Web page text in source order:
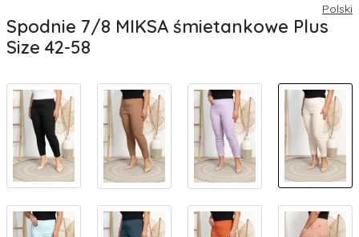
Polski
Spodnie 7/8 MIKSA śmietankowe Plus
Size 42-58